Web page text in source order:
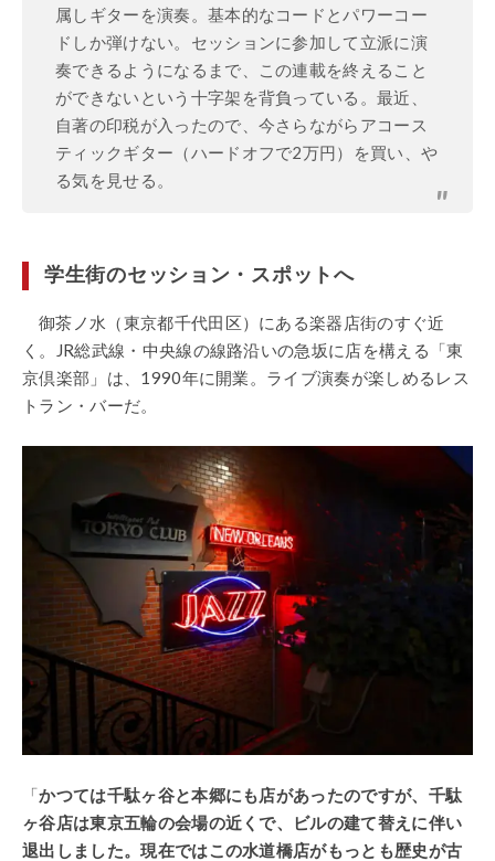
属しギターを演奏。基本的なコードとパワーコー
ドしか弾けない。セッションに参加して立派に演
奏できるようになるまで、この連載を終えること
ができないという十字架を背負っている。最近、
自著の印税が入ったので、今さらながらアコース
ティックギター（ハードオフで2万円）を買い、や
る気を見せる。
学生街のセッション・スポットへ
御茶ノ水（東京都千代田区）にある楽器店街のすぐ近
く。JR総武線・中央線の線路沿いの急坂に店を構える「東
京倶楽部」は、1990年に開業。ライブ演奏が楽しめるレス
トラン・バーだ。
「かつては千駄ヶ谷と本郷にも店があったのですが、千駄
ヶ谷店は東京五輪の会場の近くで、ビルの建て替えに伴い
退出しました。現在ではこの水道橋店がもっとも歴史が古